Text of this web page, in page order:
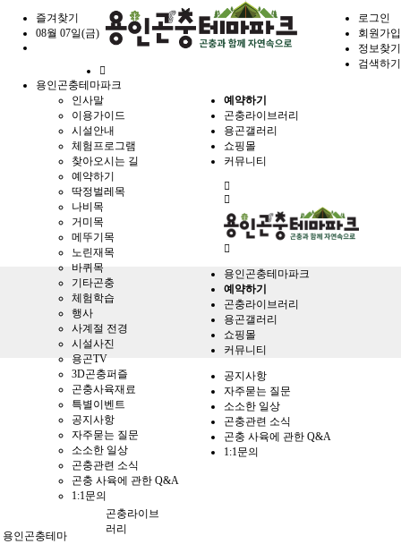
즐겨찾기
08월 07일(금)
로그인
회원가입
정보찾기
검색하기
으
용인곤충테마파크
인사말
이용가이드
시설안내
체험프로그램
찾아오시는 길
예약하기
예약하기
곤충라이브러리
딱정벌레목
나비목
거미목
메뚜기목
노린재목
바퀴목
기타곤충
용곤갤러리
체험학습
행사
사계절 전경
시설사진
용곤TV
쇼핑몰
3D곤충퍼즐
곤충사육재료
특별이벤트
커뮤니티
공지사항
자주묻는 질문
소소한 일상
곤충관련 소식
곤충 사육에 관한 Q&A
1:1문의
메
뉴
용인곤충테마파크
예약하기
곤충라이브러리
용곤갤러리
쇼핑몰
커뮤니티
공지사항
자주묻는 질문
소소한 일상
곤충관련 소식
곤충 사육에 관한 Q&A
1:1문의
용인곤충테마
곤충라이브
러리